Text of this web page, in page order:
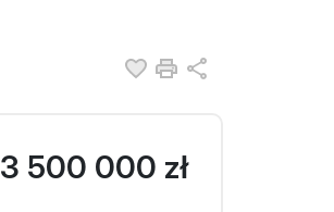
Dodaj do ulubionych
Drukuj
3 500 000 zł